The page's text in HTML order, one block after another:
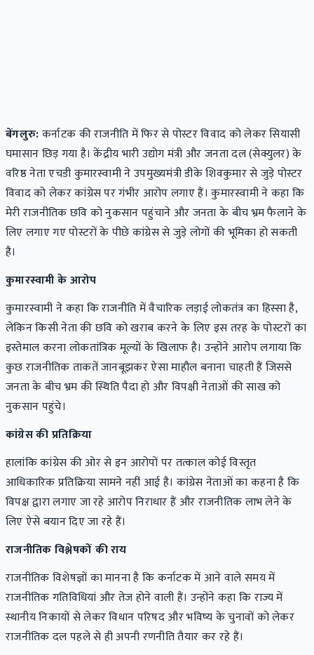
बेंगलुरु:कर्नाटक की राजनीति में फिर से पोस्टर विवाद को लेकर सियासी
घमासान छिड़ गया है। केंद्रीय भारी उद्योग मंत्री और जनता दल (सेक्युलर) के
वरिष्ठ नेता एचडी कुमारस्वामी ने उपमुख्यमंत्री डीके शिवकुमार से जुड़े पोस्टर
विवाद को लेकर कांग्रेस पर गंभीर आरोप लगाए हैं। कुमारस्वामी ने कहा कि
मेरी राजनीतिक छवि को नुकसान पहुंचाने और जनता के बीच भ्रम फैलाने के
लिए लगाए गए पोस्टरों के पीछे कांग्रेस से जुड़े लोगों की भूमिका हो सकती
है।
कुमारस्वामी के आरोप
कुमारस्वामी ने कहा कि राजनीति में वैचारिक लड़ाई लोकतंत्र का हिस्सा है,
लेकिन किसी नेता की छवि को खराब करने के लिए इस तरह के पोस्टरों का
इस्तेमाल करना लोकतांत्रिक मूल्यों के खिलाफ है। उन्होंने आरोप लगाया कि
कुछ राजनीतिक ताकतें जानबूझकर ऐसा माहौल बनाना चाहती हैं जिससे
जनता के बीच भ्रम की स्थिति पैदा हो और विपक्षी नेताओं की साख को
नुकसान पहुंचे।
कांग्रेस की प्रतिक्रिया
हालांकि कांग्रेस की ओर से इन आरोपों पर तत्काल कोई विस्तृत
आधिकारिक प्रतिक्रिया सामने नहीं आई है। कांग्रेस नेताओं का कहना है कि
विपक्ष द्वारा लगाए जा रहे आरोप निराधार हैं और राजनीतिक लाभ लेने के
लिए ऐसे बयान दिए जा रहे हैं।
राजनीतिक विश्लेषकों की राय
राजनीतिक विशेषज्ञों का मानना है कि कर्नाटक में आने वाले समय में
राजनीतिक गतिविधियां और तेज होने वाली हैं। उन्होंने कहा कि राज्य में
स्थानीय निकायों से लेकर विधान परिषद और भविष्य के चुनावों को लेकर
राजनीतिक दल पहले से ही अपनी रणनीति तैयार कर रहे हैं।